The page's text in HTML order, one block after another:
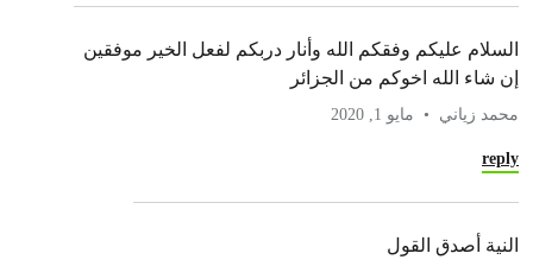
السلام عليكم وفقكم الله وأنار دربكم لفعل الخير موفقين
إن شاء الله اخوكم من الجزائر
محمد زياني مايو 1, 2020
reply
النية أصدق القول